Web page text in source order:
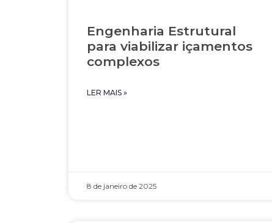
Engenharia Estrutural
para viabilizar içamentos
complexos
LER MAIS »
8 de janeiro de 2025